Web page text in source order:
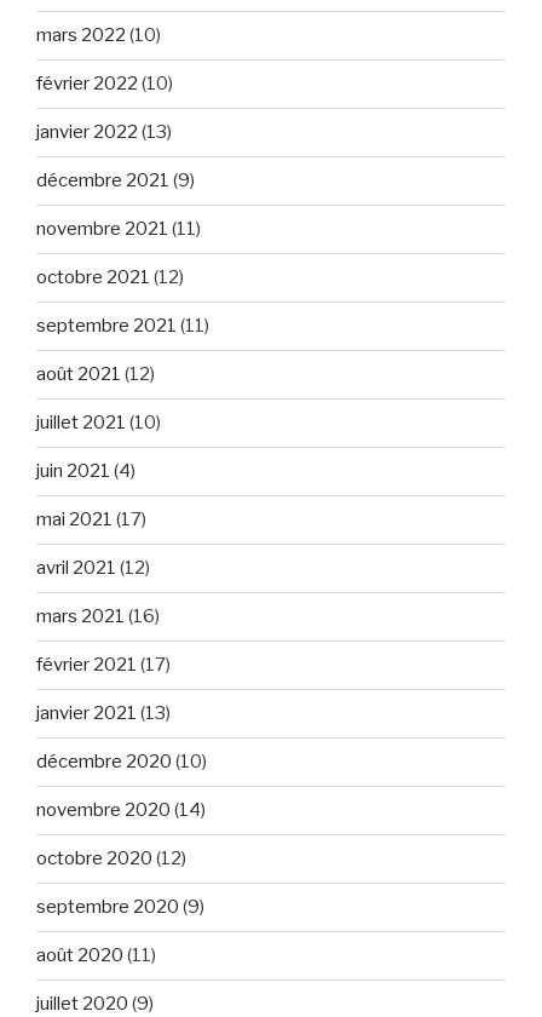
mars 2022 (10)
février 2022 (10)
janvier 2022 (13)
décembre 2021 (9)
novembre 2021 (11)
octobre 2021 (12)
septembre 2021 (11)
août 2021 (12)
juillet 2021 (10)
juin 2021 (4)
mai 2021 (17)
avril 2021 (12)
mars 2021 (16)
février 2021 (17)
janvier 2021 (13)
décembre 2020 (10)
novembre 2020 (14)
octobre 2020 (12)
septembre 2020 (9)
août 2020 (11)
juillet 2020 (9)